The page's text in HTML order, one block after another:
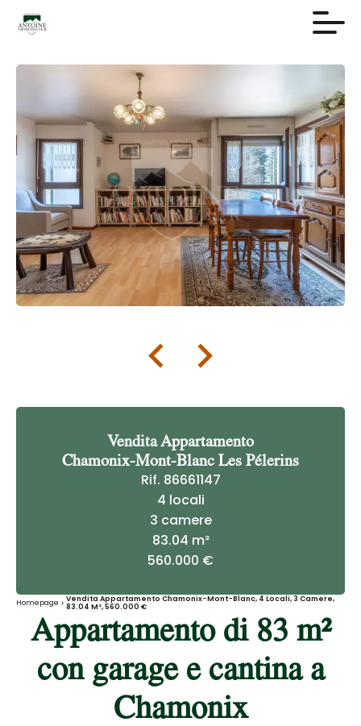
Vendita Appartamento
Chamonix-Mont-Blanc Les Pélerins
Rif. 86661147
4 locali
3 camere
83.04 m²
560.000 €
Homepage
Vendita Appartamento Chamonix-Mont-Blanc, 4 Locali, 3 Camere,
83.04 M², 560.000 €
Appartamento di 83 m²
con garage e cantina a
Chamonix